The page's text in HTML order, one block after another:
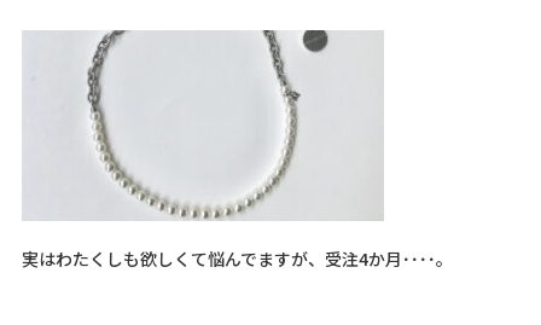
実はわたくしも欲しくて悩んでますが、受注4か月････。